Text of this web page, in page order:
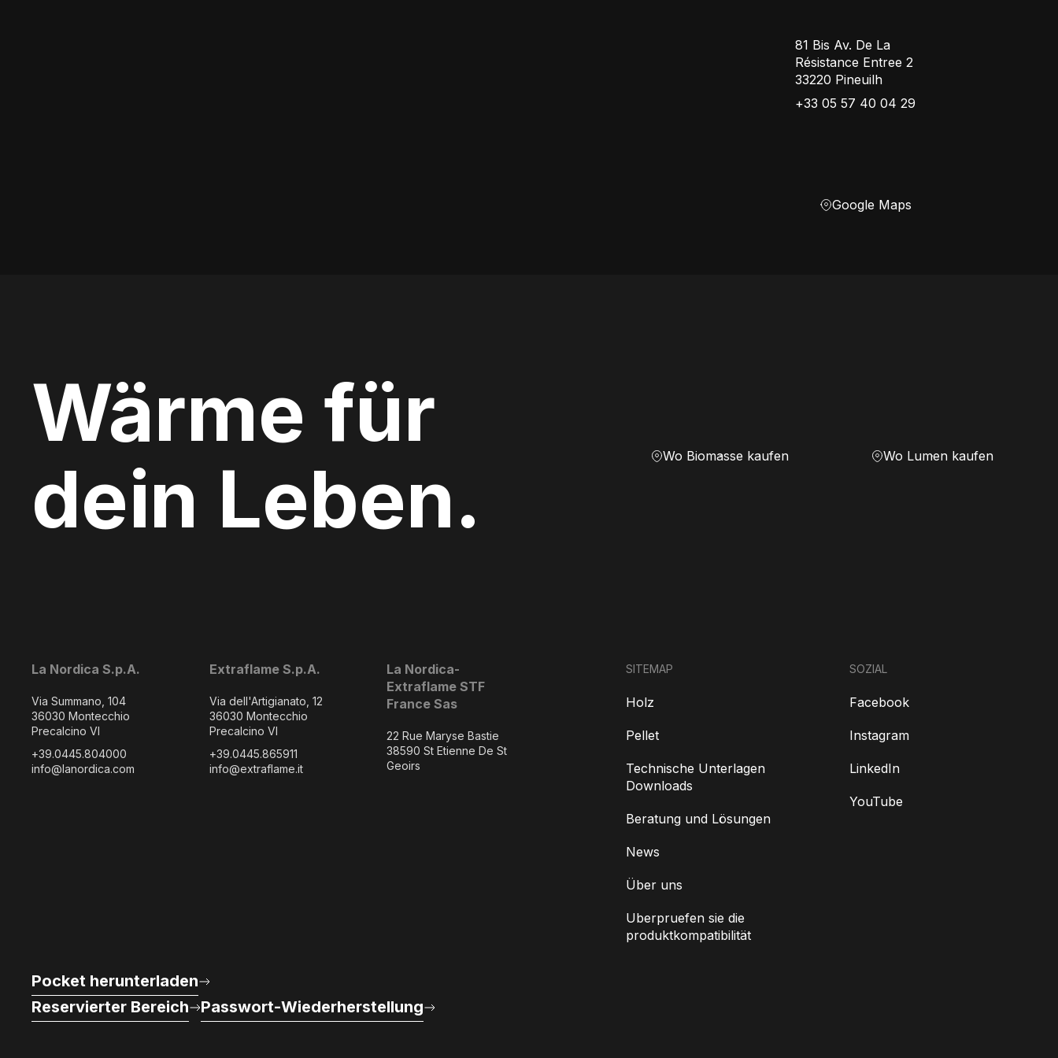
81 Bis Av. De La
Résistance Entree 2
33220 Pineuilh
+33 05 57 40 04 29
Google Maps
Wärme für
dein Leben.
Wo Biomasse kaufen Wo Lumen kaufen
La Nordica S.p.A.
Via Summano, 104
36030 Montecchio
Precalcino VI
+39.0445.804000
info@lanordica.com
Extraflame S.p.A.
Via dell'Artigianato, 12
36030 Montecchio
Precalcino VI
+39.0445.865911
info@extraflame.it
La Nordica-
Extraflame STF
France Sas
22 Rue Maryse Bastie
38590 St Etienne De St
Geoirs
Pocket herunterladen
Reservierter Bereich
Passwort-Wiederherstellung
SITEMAP
Holz
Pellet
Technische Unterlagen
Downloads
Beratung und Lösungen
News
Über uns
Uberpruefen sie die
produktkompatibilität
SOZIAL
Facebook
Instagram
LinkedIn
YouTube